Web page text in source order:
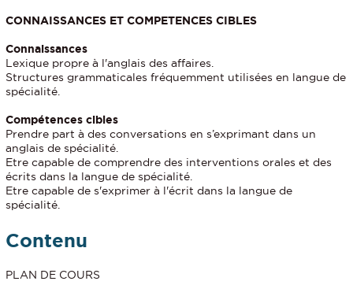
CONNAISSANCES ET COMPETENCES CIBLES
Connaissances
Lexique propre à l'anglais des affaires.
Structures grammaticales fréquemment utilisées en langue de
spécialité.
Compétences cibles
Prendre part à des conversations en s’exprimant dans un
anglais de spécialité.
Etre capable de comprendre des interventions orales et des
écrits dans la langue de spécialité.
Etre capable de s'exprimer à l'écrit dans la langue de
spécialité.
Contenu
PLAN DE COURS